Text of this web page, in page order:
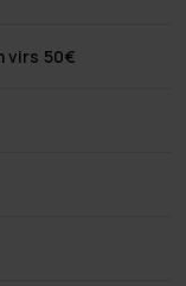
virs 50€